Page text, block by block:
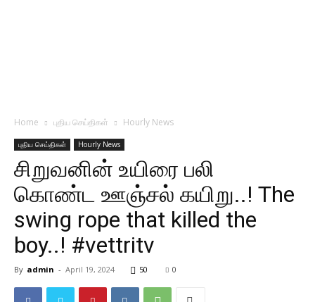
Home புதிய செய்திகள் Hourly News
புதிய செய்திகள் Hourly News
சிறுவனின் உயிரை பலி
கொண்ட ஊஞ்சல் கயிறு..! The
swing rope that killed the
boy..! #vettritv
By admin - April 19, 2024 50 0